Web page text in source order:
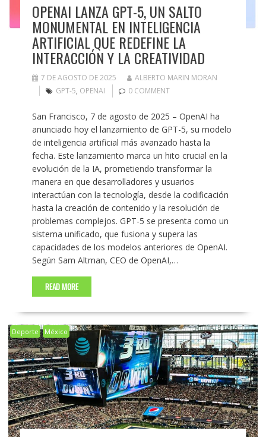
OPENAI LANZA GPT-5, UN SALTO
MONUMENTAL EN INTELIGENCIA
ARTIFICIAL QUE REDEFINE LA
INTERACCIÓN Y LA CREATIVIDAD
7 DE AGOSTO DE 2025
ALBERTO MARIN MORAN
GPT-5, OPENAI 0 COMMENT
San Francisco, 7 de agosto de 2025 – OpenAI ha
anunciado hoy el lanzamiento de GPT-5, su modelo
de inteligencia artificial más avanzado hasta la
fecha. Este lanzamiento marca un hito crucial en la
evolución de la IA, prometiendo transformar la
manera en que desarrolladores y usuarios
interactúan con la tecnología, desde la codificación
hasta la creación de contenido y la resolución de
problemas complejos. GPT-5 se presenta como un
sistema unificado, que fusiona y supera las
capacidades de los modelos anteriores de OpenAI.
Según Sam Altman, CEO de OpenAI,…
READ MORE
Deporte México